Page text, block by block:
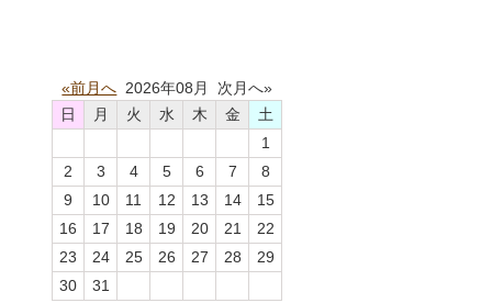
«前月へ 2026年08月 次月へ»
日
月 火 水 木 金
土
1
2
3 4 5 6 7
8
9
10 11 12 13 14
15
16
17 18 19 20 21
22
23
24 25 26 27 28
29
30
31